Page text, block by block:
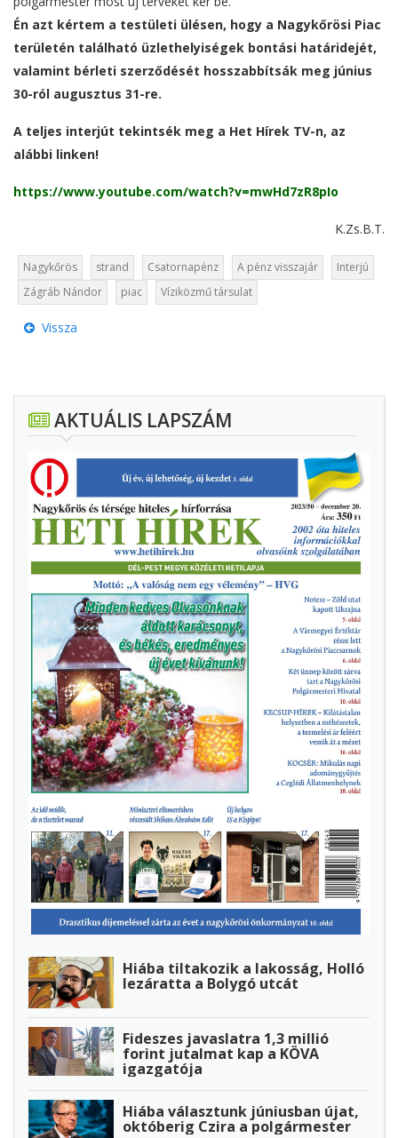
Én azt kértem a testületi ülésen, hogy a Nagykőrösi Piac
területén található üzlethelyiségek bontási határidejét,
valamint bérleti szerződését hosszabbítsák meg június
30-ról augusztus 31-re.
A teljes interjút tekintsék meg a Het Hírek TV-n, az
alábbi linken!
https://www.youtube.com/watch?v=mwHd7zR8pIo
K.Zs.B.T.
Nagykőrös strand Csatornapénz A pénz visszajár
Interjú
Zágráb Nándor
piac Víziközmű társulat
Vissza
AKTUÁLIS LAPSZÁM
Hiába tiltakozik a lakosság, Holló
lezáratta a Bolygó utcát
Fideszes javaslatra 1,3 millió
forint jutalmat kap a KÖVA
igazgatója
Hiába választunk júniusban újat,
októberig Czira a polgármester